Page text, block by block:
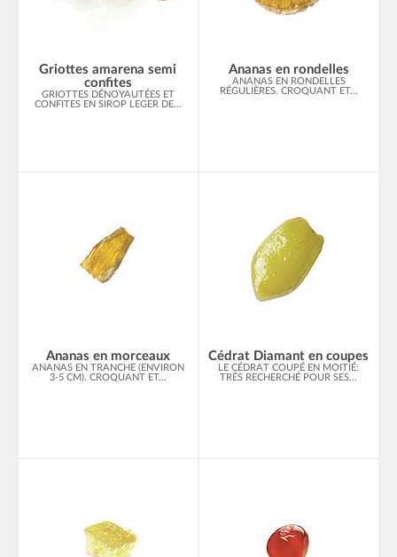
Griottes amarena semi
confites
GRIOTTES DÉNOYAUTÉES ET
CONFITES EN SIROP LEGER DE...
Ananas en rondelles
ANANAS EN RONDELLES
RÉGULIÈRES. CROQUANT ET...
Ananas en morceaux
ANANAS EN TRANCHE (ENVIRON
3-5 CM). CROQUANT ET...
Cédrat Diamant en coupes
LE CÉDRAT COUPÉ EN MOITIÉ:
TRÉS RECHERCHÉ POUR SES...